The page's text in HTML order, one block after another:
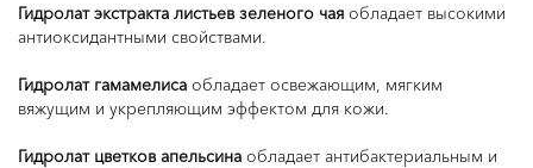
Гидролат экстракта листьев зеленого чая обладает высокими
антиоксидантными свойствами.
Гидролат гамамелиса обладает освежающим, мягким
вяжущим и укрепляющим эффектом для кожи.
Гидролат цветков апельсина обладает антибактериальным и